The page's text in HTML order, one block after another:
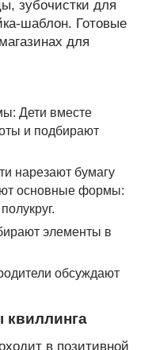
зубочистки для
шаблон. Готовые
для
Дети вместе
и подбирают
нарезают бумагу
основные формы:
элементы в
обсуждают
квиллинга
в позитивной